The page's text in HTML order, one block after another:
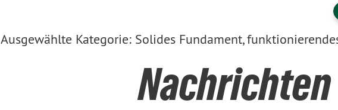
Ausgewählte Kategorie: Solides Fundament,
Nachrichten